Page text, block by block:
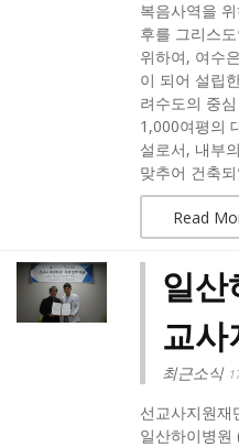
복음사역을
후를 그리스
위하여, 여수
이 되어 설립
려수도의 중
1,000여평의
설로서, 내부
맞추어 건축
Read
일산
교사
최근소식
선교사지원재
일산하이병원